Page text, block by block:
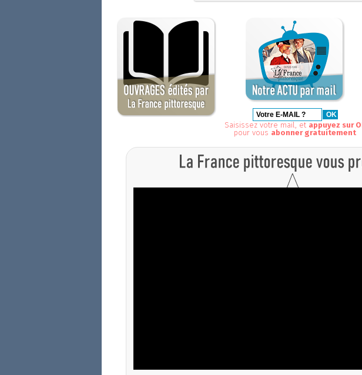
Saisissez votre mail, et appuyez sur
pour vous abonner gratuitement